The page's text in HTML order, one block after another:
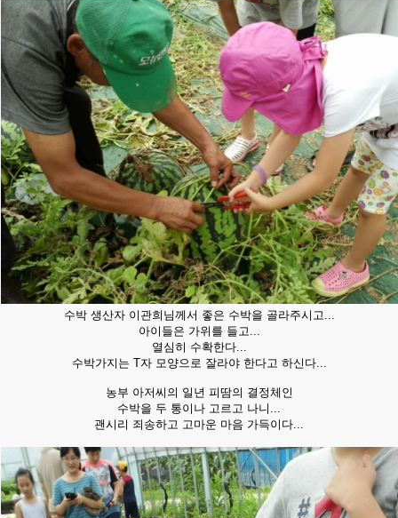
수박 생산자 이관희님께서 좋은 수박을 골라주시고...
아이들은 가위를 들고...
열심히 수확한다...
수박가지는 T자 모양으로 잘라야 한다고 하신다...
농부 아저씨의 일년 피땀의 결정체인
수박을 두 통이나 고르고 나니...
괜시리 죄송하고 고마운 마음 가득이다...